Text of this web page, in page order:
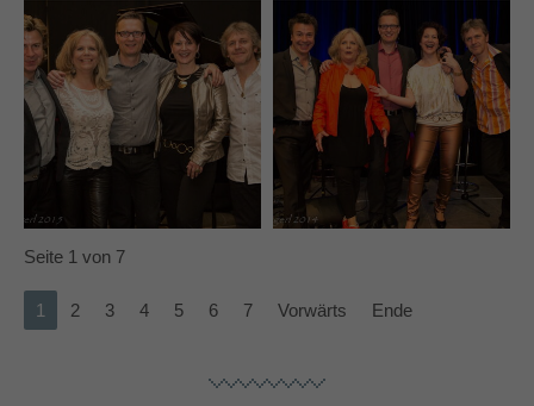
Seite 1 von 7
1 2 3 4 5 6 7 Vorwärts Ende